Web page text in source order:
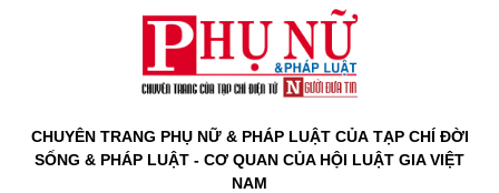
CHUYÊN TRANG PHỤ NỮ & PHÁP LUẬT CỦA TẠP CHÍ ĐỜI
SỐNG & PHÁP LUẬT - CƠ QUAN CỦA HỘI LUẬT GIA VIỆT
NAM